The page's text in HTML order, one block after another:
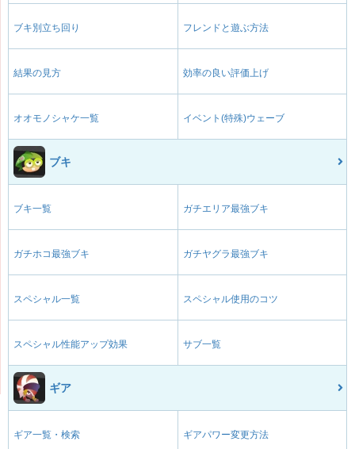
ブキ別立ち回り フレンドと遊ぶ方法
結果の見方 効率の良い評価上げ
オオモノシャケ一覧 イベント(特殊)ウェーブ
ブキ
ブキ一覧 ガチエリア最強ブキ
ガチホコ最強ブキ ガチヤグラ最強ブキ
スペシャル一覧 スペシャル使用のコツ
スペシャル性能アップ効果 サブ一覧
ギア
ギア一覧・検索 ギアパワー変更方法